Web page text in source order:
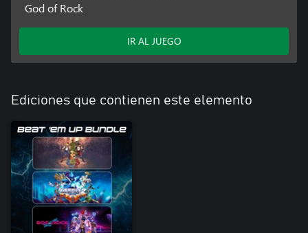
God of Rock
IR AL JUEGO
Ediciones que contienen este elemento